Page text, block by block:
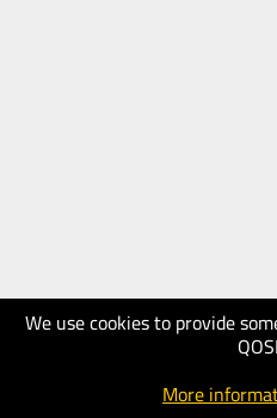
We use cookies to provide
More